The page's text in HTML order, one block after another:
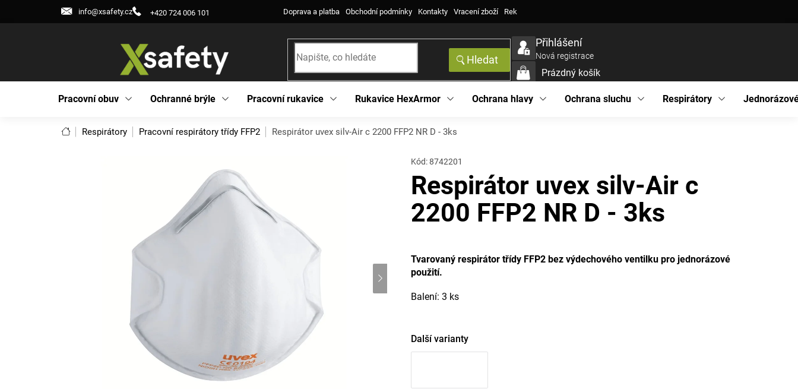
+420 724 006 101
info@xsafety.cz Doprava a platba Obchodní podmínky Kontakty Vracení zboží Reklamace zboží
Hledat
Přihlášení
Nová registrace
NÁKUPNÍ
KOŠÍK
Prázdný košík
Pracovní obuv Ochranné brýle Pracovní rukavice Rukavice HexArmor Ochrana hlavy Ochrana sluchu Respirátory
DomůRespirátory Pracovní respirátory třídy FFP2 Respirátor uvex silv-Air c 2200 FFP2 NR D - 3ks
Respirátor uvex silv-Air c
2200 FFP2 NR D - 3ks
Kód:8742201
Tvarovaný respirátor třídy FFP2 bez výdechového ventilku pro jednorázové
použití.
Balení: 3 ks
Další varianty